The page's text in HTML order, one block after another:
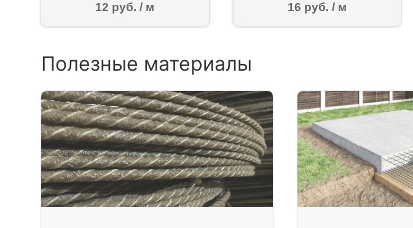
12 руб. / м 16 руб. / м
Полезные материалы